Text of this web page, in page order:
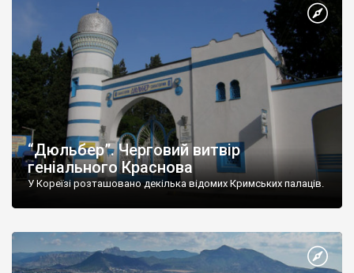
“Дюльбер”. Черговий витвір
геніального Краснова
У Кореїзі розташовано декілька відомих Кримських палаців.